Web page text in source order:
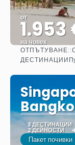
от
1.953
на човек
ОТПЪТУВАНЕ::
ДЕСТИНАЦИИ
3 ДЕСТИНАЦИИ
2 ДЕЙНОСТИ
Пакет почивки